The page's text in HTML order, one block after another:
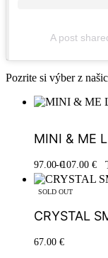
A post
Pozrite si výber z
MINI & ME
97.00€107.00 €
Výber možností
SOLD OUT
CRYSTAL
67.00 €